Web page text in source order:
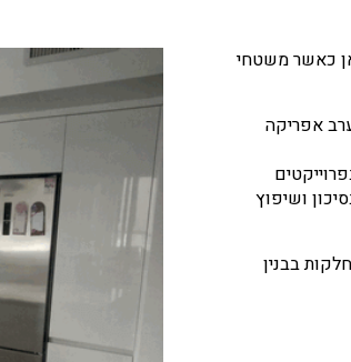
כאשר משטחי
אפריקה
ושיפוץ
בבנין